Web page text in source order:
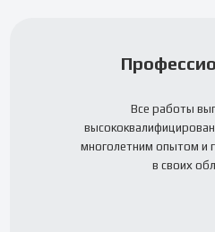
Все работы
многолетним опытом и
в своих